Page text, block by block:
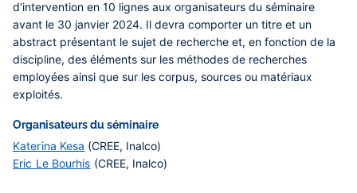
d’intervention en 10 lignes aux organisateurs du séminaire
avant le 30 janvier 2024. Il devra comporter un titre et un
abstract présentant le sujet de recherche et, en fonction de la
discipline, des éléments sur les méthodes de recherches
employées ainsi que sur les corpus, sources ou matériaux
exploités.
Organisateurs du séminaire
Katerina Kesa (CREE, Inalco)
Eric Le Bourhis (CREE, Inalco)